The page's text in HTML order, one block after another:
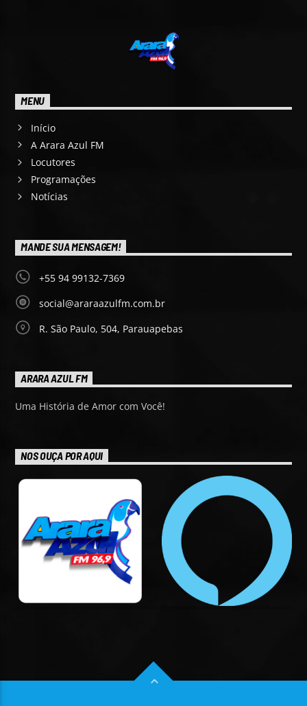
MENU
Início
A Arara Azul FM
Locutores
Programações
Notícias
MANDE SUA MENSAGEM!
+55 94 99132-7369
social@araraazulfm.com.br
R. São Paulo, 504, Parauapebas
ARARA AZUL FM
Uma História de Amor com Você!
NOS OUÇA POR AQUI